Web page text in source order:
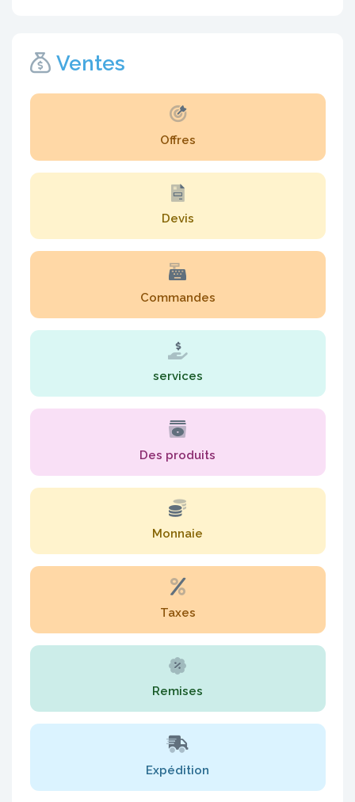
Ventes
Offres
Devis
Commandes
services
Des produits
Monnaie
Taxes
Remises
Expédition